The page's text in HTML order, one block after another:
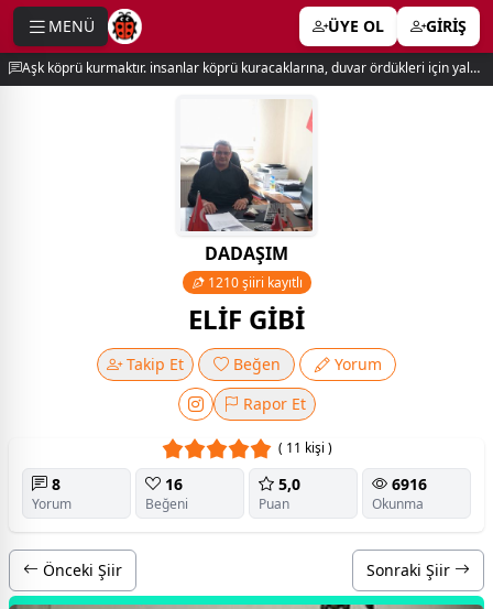
MENÜ ÜYE OL GİRİŞ
Aşk köprü kurmaktır. insanlar köprü kuracaklarına, duvar ördükleri için yalnız kalırlar. newton
DADAŞIM
1210 şiiri kayıtlı
ELİF GİBİ
Takip Et Beğen
Yorum
Rapor Et
( 11 kişi )
8
Yorum
16
Beğeni
5,0
Puan
6916
Okunma
Önceki Şiir Sonraki Şiir
menu